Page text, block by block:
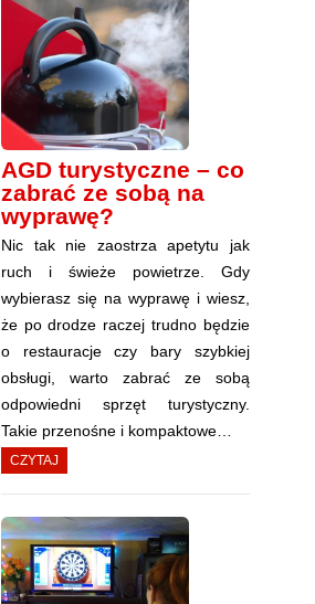
AGD turystyczne – co
zabrać ze sobą na
wyprawę?
Nic tak nie zaostrza apetytu jak
ruch i świeże powietrze. Gdy
wybierasz się na wyprawę i wiesz,
że po drodze raczej trudno będzie
o restauracje czy bary szybkiej
obsługi, warto zabrać ze sobą
odpowiedni sprzęt turystyczny.
Takie przenośne i kompaktowe…
CZYTAJ